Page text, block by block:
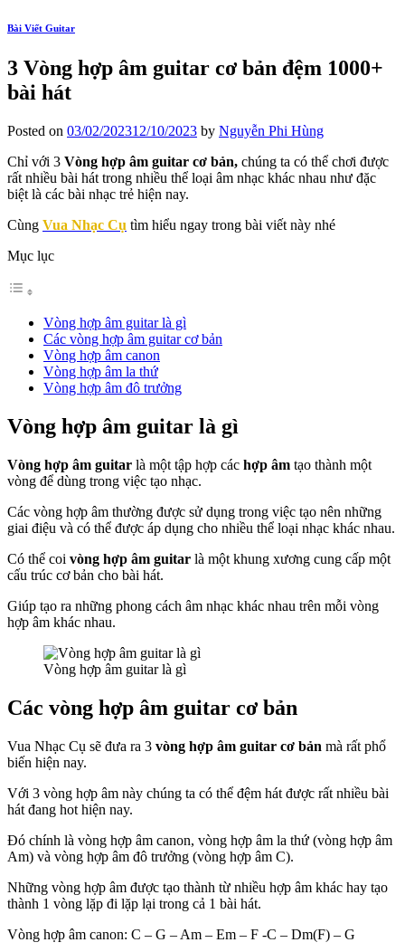
Bài Viết Guitar
3 Vòng hợp âm guitar cơ bản đệm 1000+
bài hát
Posted on 03/02/202312/10/2023 by Nguyễn Phi Hùng
Chỉ với 3 Vòng hợp âm guitar cơ bản, chúng ta có thể chơi được
rất nhiều bài hát trong nhiều thể loại âm nhạc khác nhau như đặc
biệt là các bài nhạc trẻ hiện nay.
Cùng Vua Nhạc Cụ tìm hiểu ngay trong bài viết này nhé
Mục lục
Vòng hợp âm guitar là gì
Các vòng hợp âm guitar cơ bản
Vòng hợp âm canon
Vòng hợp âm la thứ
Vòng hợp âm đô trưởng
Vòng hợp âm guitar là gì
Vòng hợp âm guitar là một tập hợp các hợp âm tạo thành một
vòng để dùng trong việc tạo nhạc.
Các vòng hợp âm thường được sử dụng trong việc tạo nên những
giai điệu và có thể được áp dụng cho nhiều thể loại nhạc khác nhau.
Có thể coi vòng hợp âm guitar là một khung xương cung cấp một
cấu trúc cơ bản cho bài hát.
Giúp tạo ra những phong cách âm nhạc khác nhau trên mỗi vòng
hợp âm khác nhau.
Vòng hợp âm guitar là gì
Các vòng hợp âm guitar cơ bản
Vua Nhạc Cụ sẽ đưa ra 3 vòng hợp âm guitar cơ bản mà rất phổ
biến hiện nay.
Với 3 vòng hợp âm này chúng ta có thể đệm hát được rất nhiều bài
hát đang hot hiện nay.
Đó chính là vòng hợp âm canon, vòng hợp âm la thứ (vòng hợp âm
Am) và vòng hợp âm đô trưởng (vòng hợp âm C).
Những vòng hợp âm được tạo thành từ nhiều hợp âm khác hay tạo
thành 1 vòng lặp đi lặp lại trong cả 1 bài hát.
Vòng hợp âm canon: C – G – Am – Em – F -C – Dm(F) – G